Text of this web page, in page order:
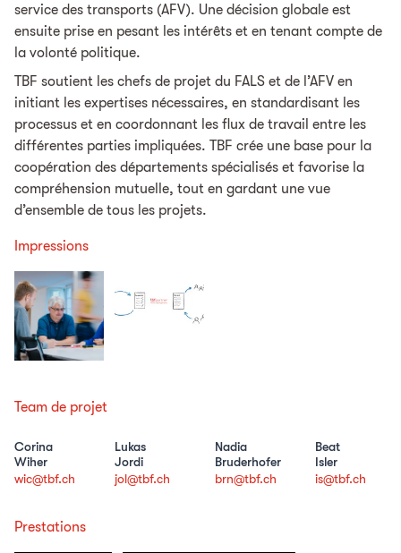
service des transports (AFV). Une décision globale est
ensuite prise en pesant les intérêts et en tenant compte de
la volonté politique.
TBF soutient les chefs de projet du FALS et de l’AFV en
initiant les expertises nécessaires, en standardisant les
processus et en coordonnant les flux de travail entre les
différentes parties impliquées. TBF crée une base pour la
coopération des départements spécialisés et favorise la
compréhension mutuelle, tout en gardant une vue
d’ensemble de tous les projets.
Impressions
Team de projet
Corina
Wiher
wic@tbf.ch
Lukas
Jordi
jol@tbf.ch
Nadia
Bruderhofer
brn@tbf.ch
Beat
Isler
is@tbf.ch
Prestations